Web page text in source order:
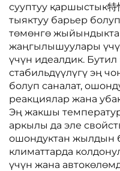
сууптуу қаршыстык
тыяктуу барьер
төмөнгө
жаңгылышуулары
үчүн идеалдик.
стабильдүүлүгү эң
болуп саналат,
реакциялар жана
Эң жакшы
аркылы да эле
ошондуктан жылдын
климаттарда
үчүн жана